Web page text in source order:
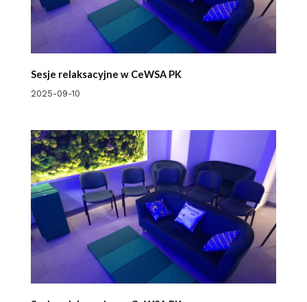
Sesje relaksacyjne w CeWSA PK
2025-09-10